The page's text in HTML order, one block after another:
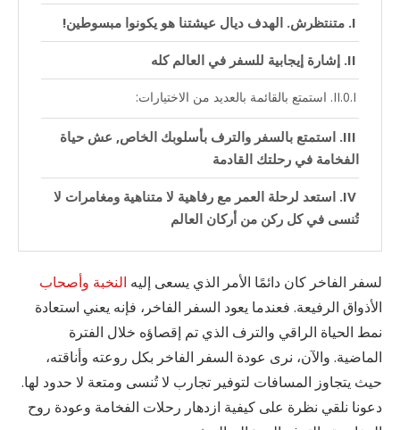
متنتظرش. الهدف ديال عيشتنا هو يكونوا مبسوطين!
إشارة إيجابية للسفر في العالم كله
استمتع بالقائمة بالعديد من الاختيارات:
استمتع بالسفر والترف بأسلوبك الخاص, عش حياة
الفخامة في رحلتك القادمة
استعد لرحلة العمر مع رفاهية لا متناهية ومغامرات لا
تُنسى في كل ركن من أركان العالم
لسفر الفاخر كان دائمًا الأمر الذي يسعى إليه النخبة وأصحاب
الأذواق الرفيعة. فعندما يعود السفر الفاخر، فإنه يعني استعادة
نمط الحياة الراقي والترف الذي تم إقصاؤه خلال الفترة
الماضية. والآن، نرى عودة السفر الفاخر بكل روعته وأناقته،
حيث يتجاوز المسافات لتوفير تجارب لا تُنسى ومتعة لا حدود لها.
دعونا نلقي نظرة على كيفية ازدهار رحلات الفخامة وعودة روح